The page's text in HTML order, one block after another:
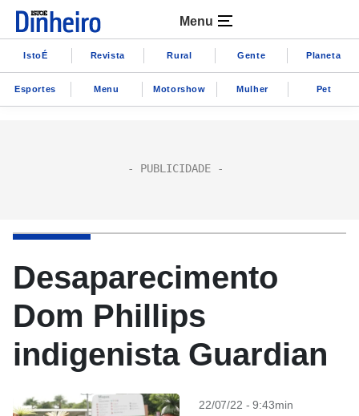
Menu
IstoÉ Revista Rural Gente Planeta
Esportes Menu Motorshow Mulher Pet
Desaparecimento
Dom Phillips
indigenista Guardian
22/07/22 - 9:43min